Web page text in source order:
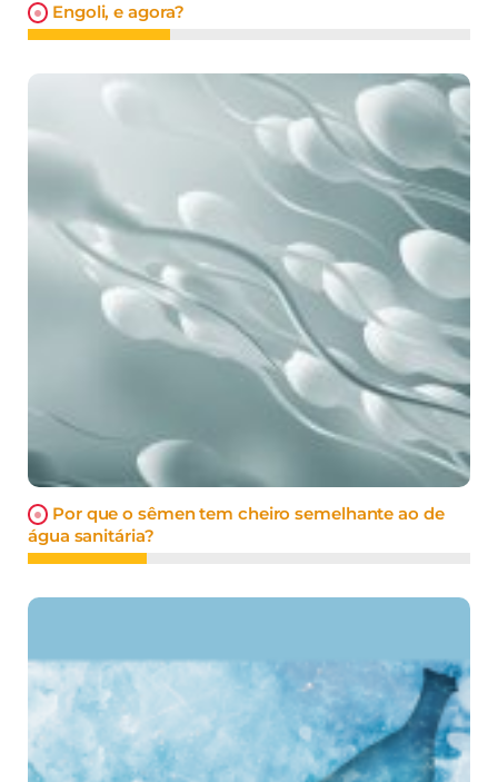
Engoli, e agora?
Por que o sêmen tem cheiro semelhante ao de
água sanitária?